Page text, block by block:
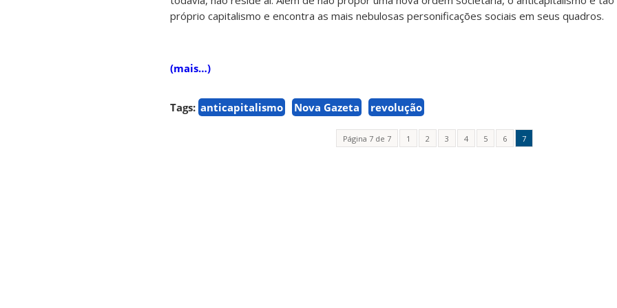
próprio capitalismo e encontra as mais nebulosas personificações sociais em seus quadros.
(mais…)
Tags: anticapitalismo Nova Gazeta revolução
Página 7 de 7 1 2 3 4 5 6 7